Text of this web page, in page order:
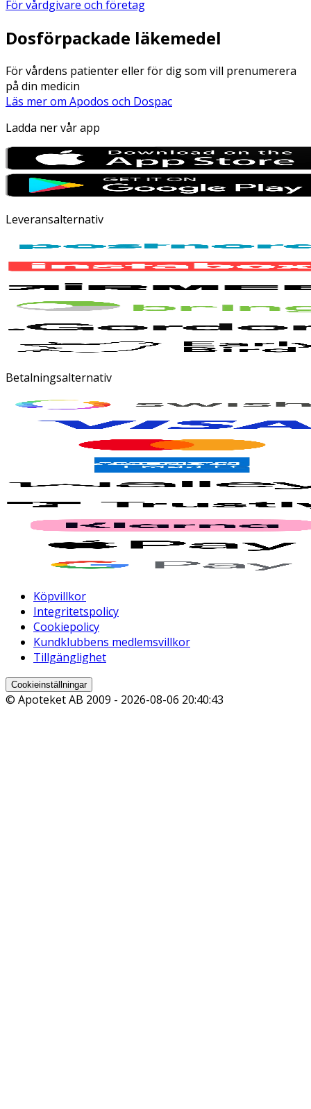
För vårdgivare och företag
Dosförpackade läkemedel
För vårdens patienter eller för dig som vill prenumerera
på din medicin
Läs mer om Apodos och Dospac
Ladda ner vår app
Leveransalternativ
Betalningsalternativ
Köpvillkor
Integritetspolicy
Cookiepolicy
Kundklubbens medlemsvillkor
Tillgänglighet
Cookieinställningar
© Apoteket AB 2009 - 2026-08-06 20:40:43